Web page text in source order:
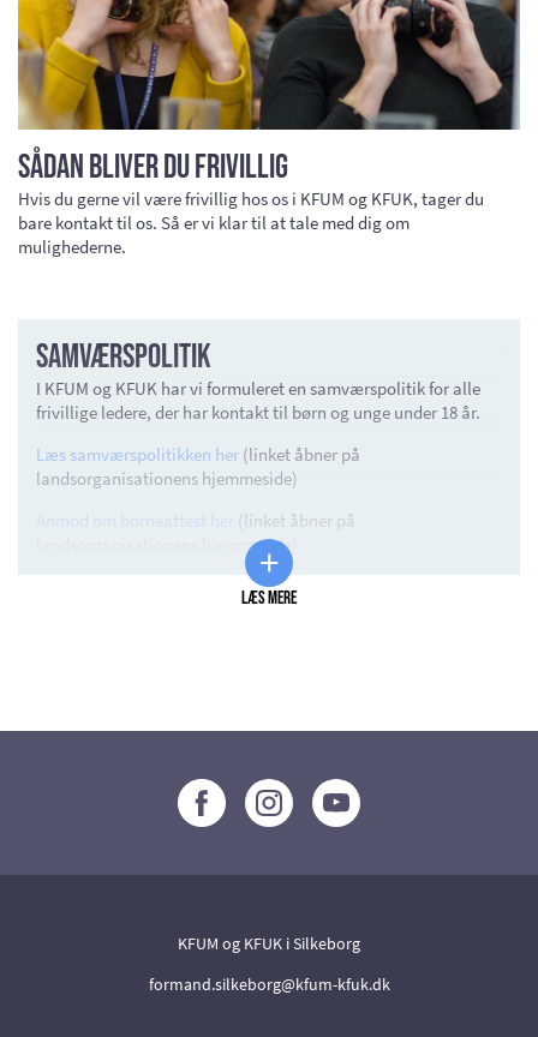
Sådan bliver du frivillig
Hvis du gerne vil være frivillig hos os i KFUM og KFUK, tager du
bare kontakt til os. Så er vi klar til at tale med dig om
mulighederne.
Samværspolitik
I KFUM og KFUK har vi formuleret en samværspolitik for alle
frivillige ledere, der har kontakt til børn og unge under 18 år.
Læs samværspolitikken her (linket åbner på
landsorganisationens hjemmeside)
Anmod om børneattest her (linket åbner på
landsorganisationens hjemmeside)
+
Læs mere
KFUM og KFUK i Silkeborg
formand.silkeborg@kfum-kfuk.dk